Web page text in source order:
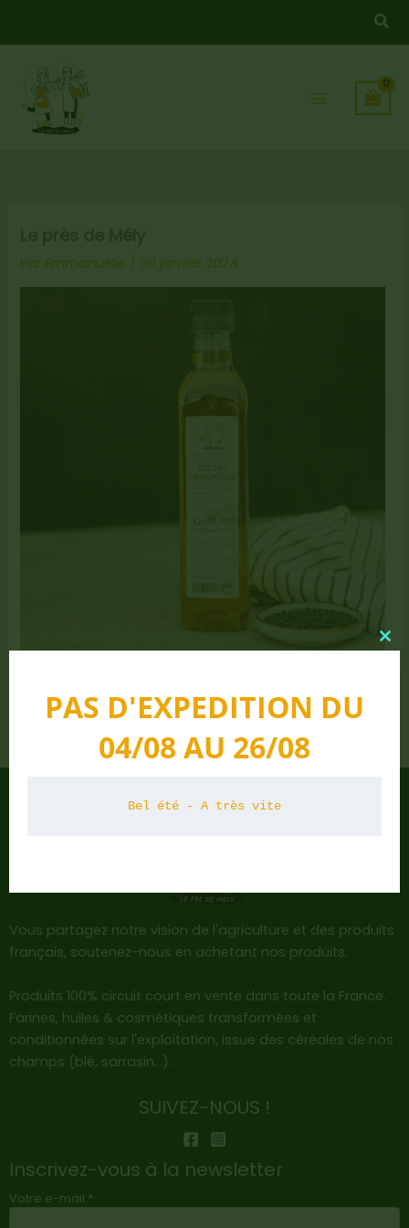
Par Emmanuelle / 30 janvier 2024
PRÉCÉDENT
Vous partagez notre vision de l'agriculture et des produits
français, soutenez-nous en achetant nos produits.
Produits 100% circuit court en vente dans toute la France.
Farines, huiles & cosmétiques transformées et
conditionnées sur l'exploitation, issue des céréales de nos
champs (blé, sarrasin…).
SUIVEZ-NOUS !
Inscrivez-vous à la newsletter
Votre e-mail *
PAS D'EXPEDITION DU
04/08 AU 26/08
Bel été - A très vite